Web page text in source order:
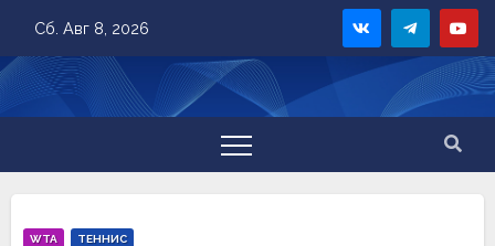
content
Сб. Авг 8, 2026
WTA ТЕННИС